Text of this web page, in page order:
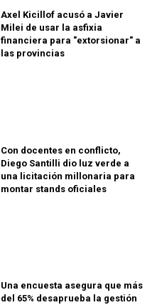
Axel Kicillof acusó a Javier
Milei de usar la asfixia
financiera para "extorsionar" a
las provincias
Con docentes en conflicto,
Diego Santilli dio luz verde a
una licitación millonaria para
montar stands oficiales
Una encuesta asegura que más
del 65% desaprueba la gestión